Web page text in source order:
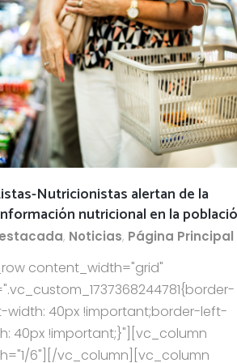
Nutricionistas alertan de la
nutricional en la
, Noticias, Página Principal
content_width="grid"
width: 40px !important;border-left-
40px !important;}"][vc_column
6"][/vc_column][vc_column